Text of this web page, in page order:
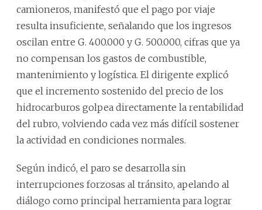
camioneros, manifestó que el pago por viaje
resulta insuficiente, señalando que los ingresos
oscilan entre G. 400.000 y G. 500.000, cifras que ya
no compensan los gastos de combustible,
mantenimiento y logística. El dirigente explicó
que el incremento sostenido del precio de los
hidrocarburos golpea directamente la rentabilidad
del rubro, volviendo cada vez más difícil sostener
la actividad en condiciones normales.
Según indicó, el paro se desarrolla sin
interrupciones forzosas al tránsito, apelando al
diálogo como principal herramienta para lograr